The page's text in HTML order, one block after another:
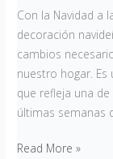
Con la Navidad a
decoración
cambios
nuestro hogar.
que refleja una
últimas semanas
Read More »